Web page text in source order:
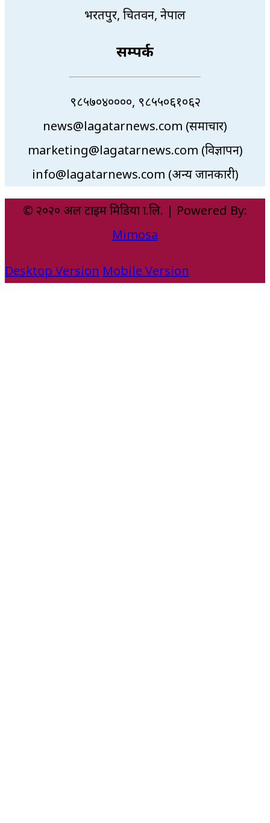
भरतपुर, चितवन, नेपाल
सम्पर्क
९८५७०४००००, ९८५५०६१०६२
news@lagatarnews.com (समाचार)
marketing@lagatarnews.com (विज्ञापन)
info@lagatarnews.com (अन्य जानकारी)
© २०२० अल टाइम मिडिया प्रा.लि. | Powered By:
Mimosa
Desktop Version Mobile Version